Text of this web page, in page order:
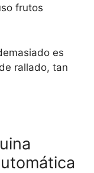
frutos
es
rallado, tan